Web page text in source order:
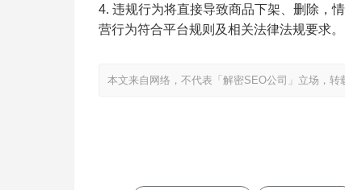
违规行为将直接导致商品下架、删除，
营行为符合平台规则及相关法律法规要求。
本文来自网络，不代表「解密SEO公司」立场，